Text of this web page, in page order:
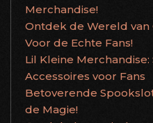
Merchandise!
Ontdek de Wereld van
Voor de Echte Fans!
Lil Kleine
Accessoires voor Fans
Betoverende
de Magie!